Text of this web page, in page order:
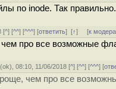
по inode. Так
[^] [^^] [^^^] [ответить][↑] [к
про все возможные
(ok), 08:10, 11/06/2018 [^] [^^] [^^^] [
чем про все